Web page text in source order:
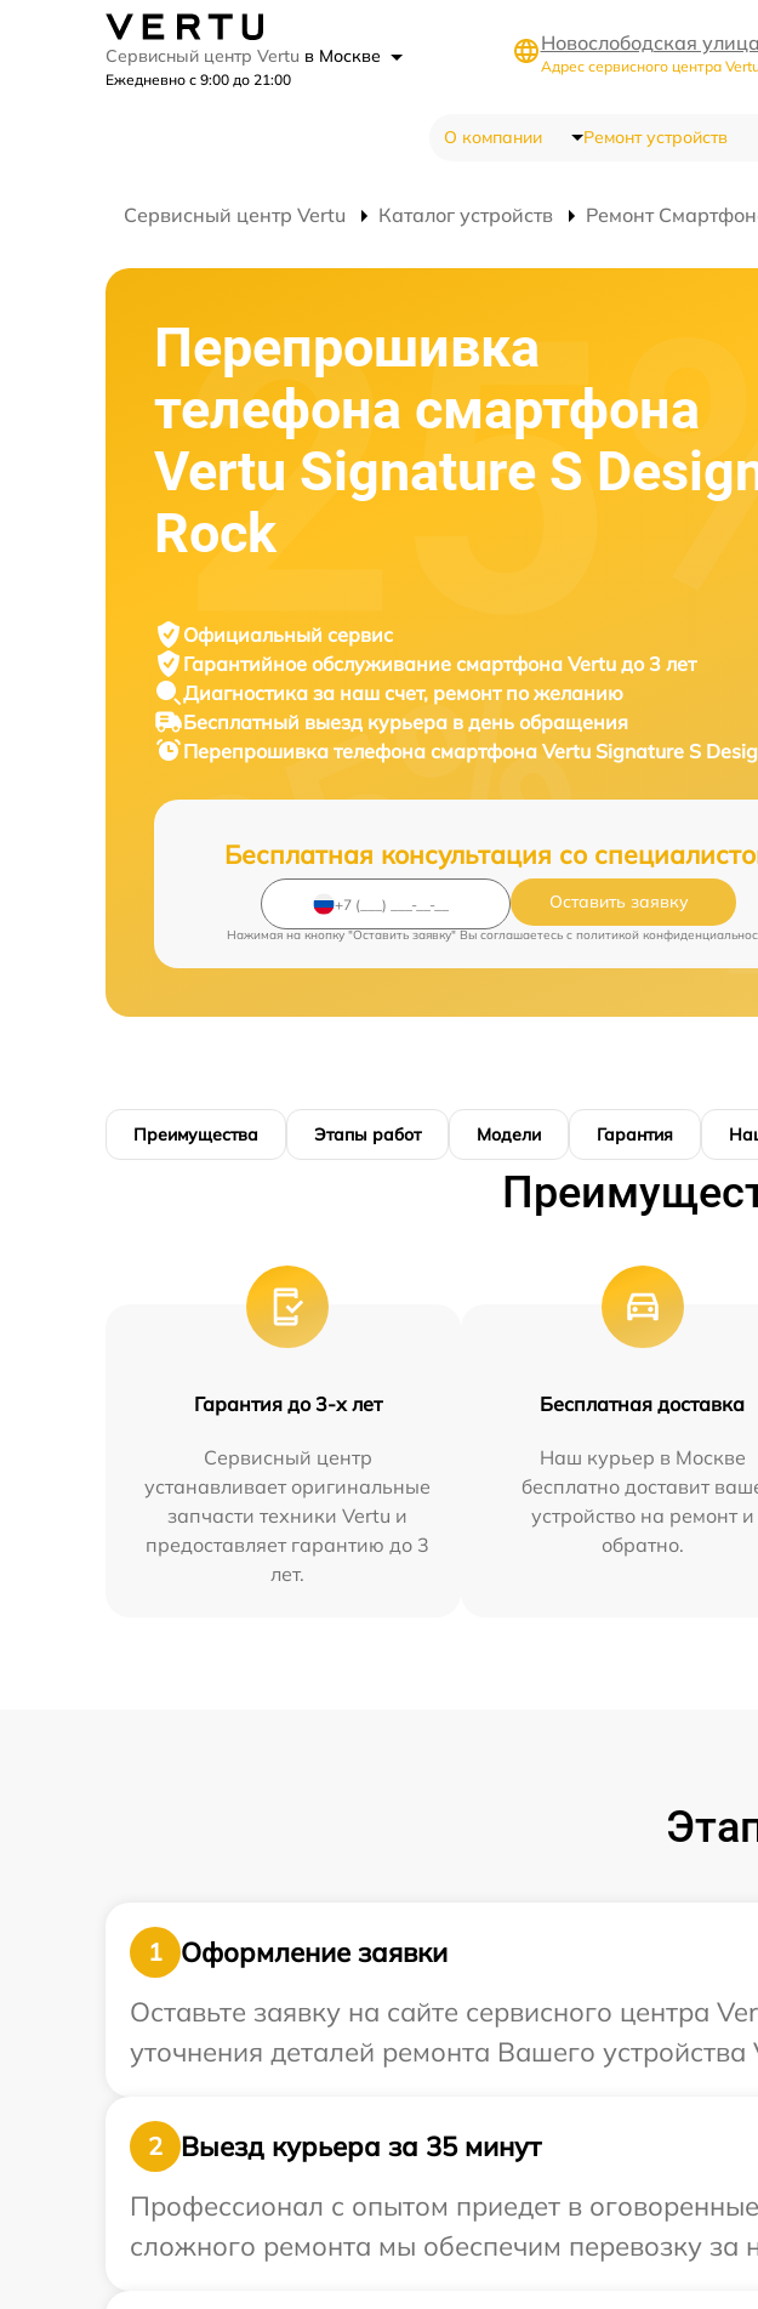
Сервисный центр Vertu в Москве
Ежедневно с 9:00 до 21:00
Новослободская
Адрес сервисного центра Vertu
О компании Ремонт устройств
Сервисный центр Vertu Каталог устройств Ремонт
Перепрошивка
телефона смартфона
Vertu Signature S
Rock
Официальный сервис
Гарантийное обслуживание смартфона Vertu до 3 лет
Диагностика за наш счет, ремонт по желанию
Бесплатный выезд курьера в день обращения
Перепрошивка телефона смартфона Vertu Signature S
Бесплатная консультация со
Оставить заявку
Нажимая на кнопку "Оставить заявку" Вы соглашаетесь c политикой
Преимущества Этапы работ Модели Гарантия
Гарантия до 3-х лет
Сервисный центр
устанавливает оригинальные
запчасти техники Vertu и
предоставляет гарантию до 3
лет.
Бесплатная доставка
Наш курьер в Москве
бесплатно доставит
устройство на ремонт и
обратно.
1
Оформление заявки
Оставьте заявку на сайте сервисного центра
уточнения деталей ремонта Вашего устройства
2
Выезд курьера за 35 минут
Профессионал с опытом приедет в
сложного ремонта мы обеспечим перевозку за